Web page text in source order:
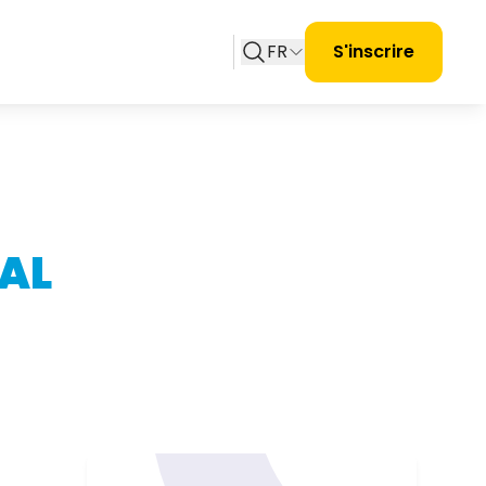
FR S'inscrire